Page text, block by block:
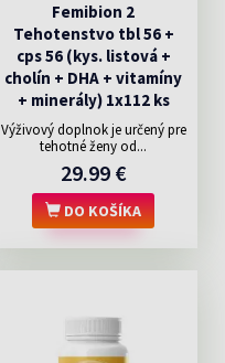
Femibion 2
Tehotenstvo tbl 56 +
cps 56 (kys. listová +
cholín + DHA + vitamíny
+ minerály) 1x112 ks
Výživový doplnok je určený pre
tehotné ženy od...
29.99 €
DO KOŠÍKA